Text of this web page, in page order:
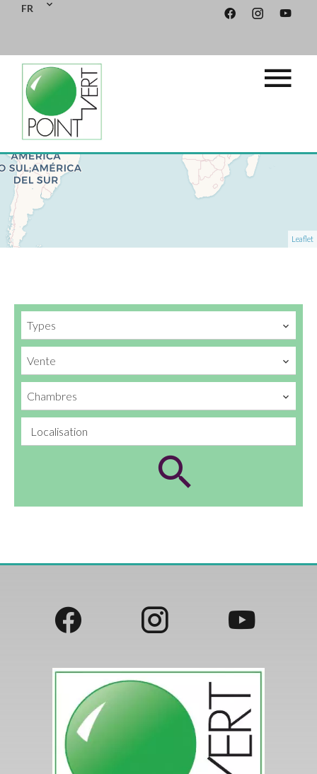
FR
Leaflet
Types
Vente
Chambres
Localisation